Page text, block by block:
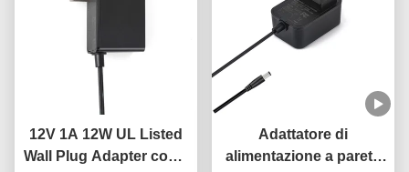
12V 1A 12W UL Listed
Wall Plug Adapter con 3
Adattatore di
alimentazione a parete